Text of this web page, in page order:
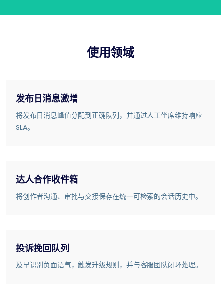
使用领域
发布日消息激增
将发布日消息峰值分配到正确队列，并通过人工坐席维持响应
SLA。
达人合作收件箱
将创作者沟通、审批与交接保存在统一可检索的会话历史中。
投诉挽回队列
及早识别负面语气，触发升级规则，并与客服团队闭环处理。